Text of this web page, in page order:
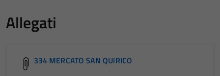
Allegati
334 MERCATO SAN QUIRICO